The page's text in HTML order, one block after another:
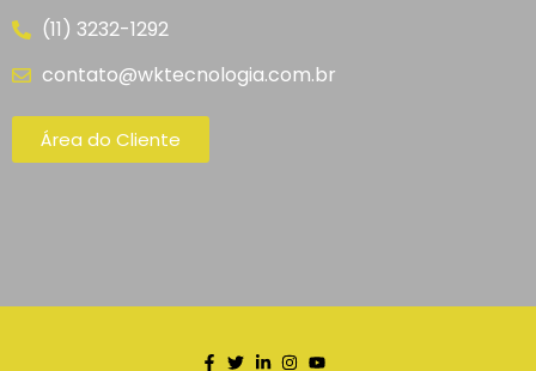
(11) 3232-1292
contato@wktecnologia.com.br
Área do Cliente